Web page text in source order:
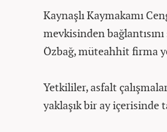
Kaynaşlı Kaymakamı
mevkisinden
Özbağ, müteahhit firma
Yetkililer, asfalt
yaklaşık bir ay